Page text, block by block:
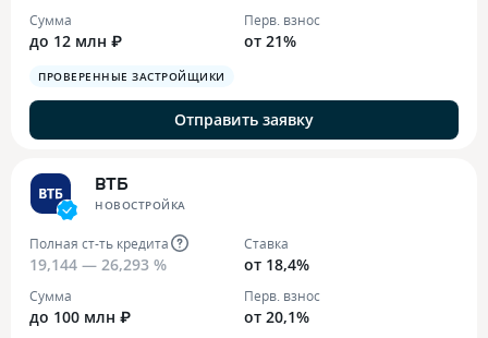
Сумма
до 12 млн ₽
Перв. взнос
от 21%
ПРОВЕРЕННЫЕ ЗАСТРОЙЩИКИ
Отправить заявку
ВТБ
НОВОСТРОЙКА
Полная ст-ть кредита
19,144 — 26,293 %
Ставка
от 18,4%
Сумма
до 100 млн ₽
Перв. взнос
от 20,1%